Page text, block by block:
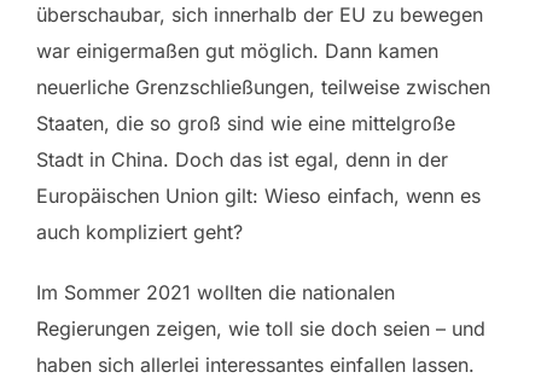
überschaubar, sich innerhalb der EU zu bewegen
war einigermaßen gut möglich. Dann kamen
neuerliche Grenzschließungen, teilweise zwischen
Staaten, die so groß sind wie eine mittelgroße
Stadt in China. Doch das ist egal, denn in der
Europäischen Union gilt: Wieso einfach, wenn es
auch kompliziert geht?
Im Sommer 2021 wollten die nationalen
Regierungen zeigen, wie toll sie doch seien – und
haben sich allerlei interessantes einfallen lassen.